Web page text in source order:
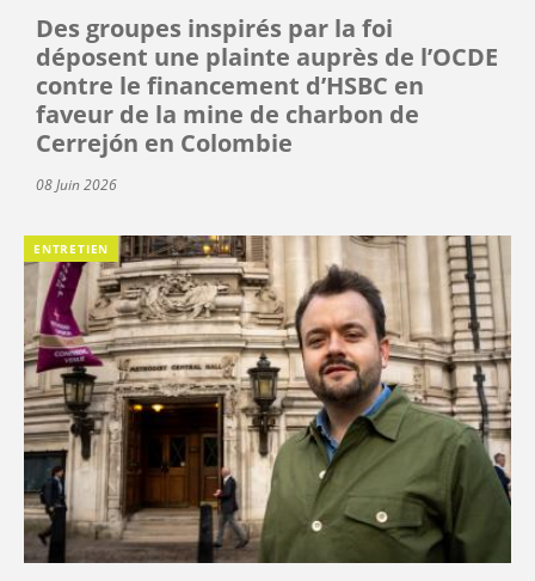
Des groupes inspirés par la foi
déposent une plainte auprès de l’OCDE
contre le financement d’HSBC en
faveur de la mine de charbon de
Cerrejón en Colombie
08 Juin 2026
ENTRETIEN